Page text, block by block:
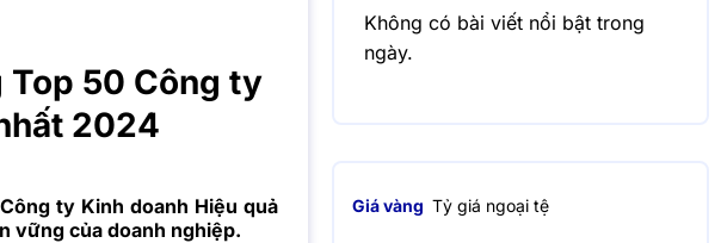
50 Công ty
2024
ty Kinh doanh Hiệu quả
vững của doanh nghiệp.
Không có bài viết nổi bật trong
ngày.
Giá vàng Tỷ giá ngoại tệ